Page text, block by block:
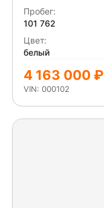
Пробег:
101 762
Цвет:
белый
4 163 000 ₽
VIN: 000102